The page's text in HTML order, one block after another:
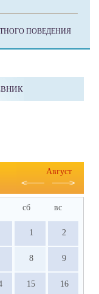
ПОВЕДЕНИЯ
Август
сб вс
1 2
8 9
15 16